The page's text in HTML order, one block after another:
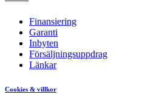
Finansiering
Garanti
Inbyten
Försäljningsuppdrag
Länkar
Cookies & villkor